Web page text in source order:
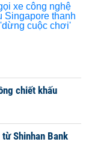
chiết khấu
Shinhan Bank